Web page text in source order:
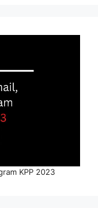
KPP 2023